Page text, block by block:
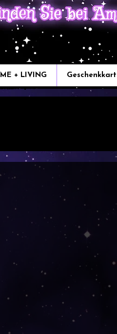
+ LIVING